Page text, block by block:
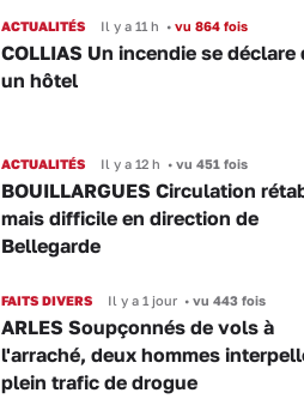
ACTUALITÉS Il y a 11 h •vu 864 fois
COLLIAS Un incendie se déclare
un hôtel
ACTUALITÉS Il y a 12 h •vu 451 fois
BOUILLARGUES Circulation
mais difficile en direction de
Bellegarde
FAITS DIVERS Il y a 1 jour •vu 443 fois
ARLES Soupçonnés de vols à
l'arraché, deux hommes
plein trafic de drogue